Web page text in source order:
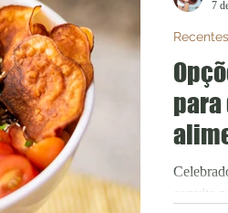
para
convite
Recentes
7